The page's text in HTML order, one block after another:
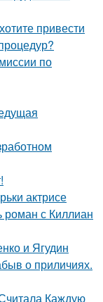
привести
по
актрисе
роман с Киллиан
и Ягудин
о приличиях.
Каждую